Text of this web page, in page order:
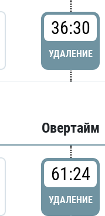
36:30
УДАЛЕНИЕ
Овертайм
61:24
УДАЛЕНИЕ